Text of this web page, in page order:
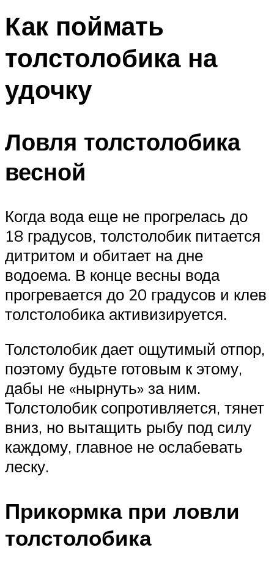
Как поймать
толстолобика на
удочку
Ловля толстолобика
весной
Когда вода еще не прогрелась до
18 градусов, толстолобик питается
дитритом и обитает на дне
водоема. В конце весны вода
прогревается до 20 градусов и клев
толстолобика активизируется.
Толстолобик дает ощутимый отпор,
поэтому будьте готовым к этому,
дабы не «нырнуть» за ним.
Толстолобик сопротивляется, тянет
вниз, но вытащить рыбу под силу
каждому, главное не ослабевать
леску.
Прикормка при ловли
толстолобика